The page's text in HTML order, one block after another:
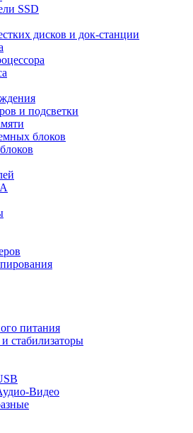
SSD
дисков и док-станции
и подсветки
блоков
питания
стабилизаторы
Видео